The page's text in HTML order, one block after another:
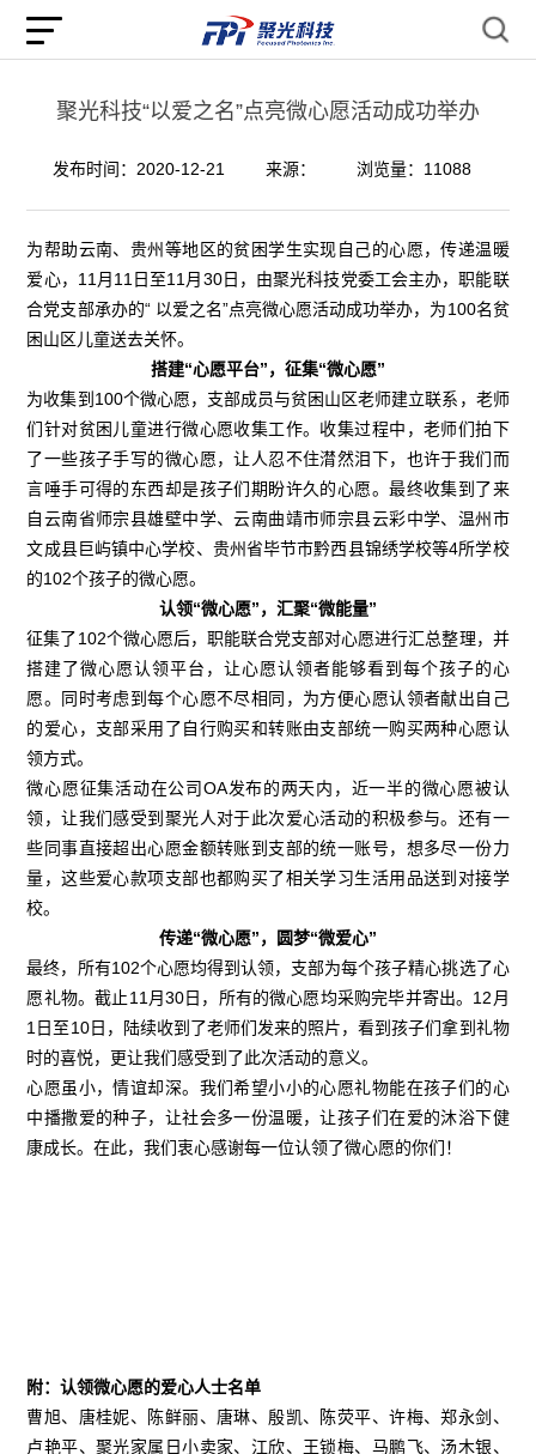
聚光科技“以爱之名”点亮微心愿活动成功举办
发布时间：2020-12-21 来源： 浏览量：11088
为帮助云南、贵州等地区的贫困学生实现自己的心愿，传递温暖
爱心，11月11日至11月30日，由聚光科技党委工会主办，职能联
合党支部承办的“ 以爱之名”点亮微心愿活动成功举办，为100名贫
困山区儿童送去关怀。
搭建“心愿平台”，征集“微心愿”
为收集到100个微心愿，支部成员与贫困山区老师建立联系，老师
们针对贫困儿童进行微心愿收集工作。收集过程中，老师们拍下
了一些孩子手写的微心愿，让人忍不住潸然泪下，也许于我们而
言唾手可得的东西却是孩子们期盼许久的心愿。最终收集到了来
自云南省师宗县雄壁中学、云南曲靖市师宗县云彩中学、温州市
文成县巨屿镇中心学校、贵州省毕节市黔西县锦绣学校等4所学校
的102个孩子的微心愿。
认领“微心愿”，汇聚“微能量”
征集了102个微心愿后，职能联合党支部对心愿进行汇总整理，并
搭建了微心愿认领平台，让心愿认领者能够看到每个孩子的心
愿。同时考虑到每个心愿不尽相同，为方便心愿认领者献出自己
的爱心，支部采用了自行购买和转账由支部统一购买两种心愿认
领方式。
微心愿征集活动在公司OA发布的两天内，近一半的微心愿被认
领，让我们感受到聚光人对于此次爱心活动的积极参与。还有一
些同事直接超出心愿金额转账到支部的统一账号，想多尽一份力
量，这些爱心款项支部也都购买了相关学习生活用品送到对接学
校。
传递“微心愿”，圆梦“微爱心”
最终，所有102个心愿均得到认领，支部为每个孩子精心挑选了心
愿礼物。截止11月30日，所有的微心愿均采购完毕并寄出。12月
1日至10日，陆续收到了老师们发来的照片，看到孩子们拿到礼物
时的喜悦，更让我们感受到了此次活动的意义。
心愿虽小，情谊却深。我们希望小小的心愿礼物能在孩子们的心
中播撒爱的种子，让社会多一份温暖，让孩子们在爱的沐浴下健
康成长。在此，我们衷心感谢每一位认领了微心愿的你们！
附：认领微心愿的爱心人士名单
曹旭、唐桂妮、陈鲜丽、唐琳、殷凯、陈荧平、许梅、郑永剑、
卢艳平、聚光家属日小卖家、江欣、王锁梅、马鹏飞、汤木银、